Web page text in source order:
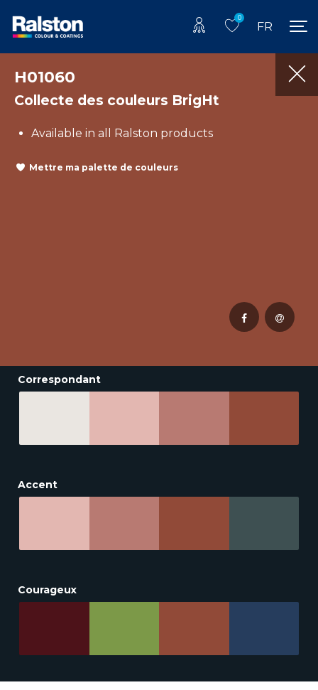
0
FR
H01060
Collecte des couleurs BrigHt
Available in all Ralston products
Mettre ma palette de couleurs
Correspondant
Accent
Courageux